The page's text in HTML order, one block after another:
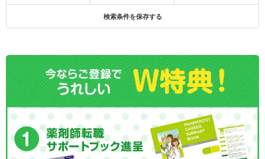
検索条件を保存する